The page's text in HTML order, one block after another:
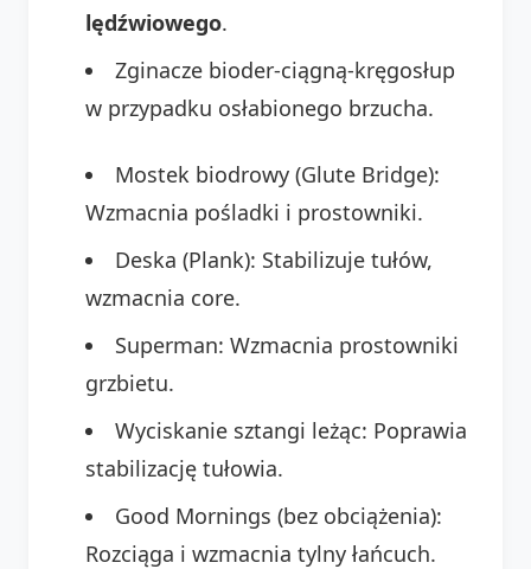
lędźwiowego.
Zginacze bioder-ciągną-kręgosłup
w przypadku osłabionego brzucha.
Mostek biodrowy (Glute Bridge):
Wzmacnia pośladki i prostowniki.
Deska (Plank): Stabilizuje tułów,
wzmacnia core.
Superman: Wzmacnia prostowniki
grzbietu.
Wyciskanie sztangi leżąc: Poprawia
stabilizację tułowia.
Good Mornings (bez obciążenia):
Rozciąga i wzmacnia tylny łańcuch.